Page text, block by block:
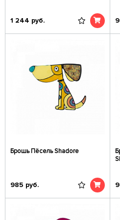
1 244 руб.
Брошь Пёсель Shadore
985 руб.